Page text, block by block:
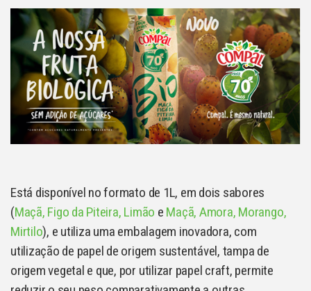
Está disponível no formato de 1L, em dois sabores
(Maçã, Figo da Piteira, Limão e Maçã, Amora, Morango,
Mirtilo), e utiliza uma embalagem inovadora, com
utilização de papel de origem sustentável, tampa de
origem vegetal e que, por utilizar papel craft, permite